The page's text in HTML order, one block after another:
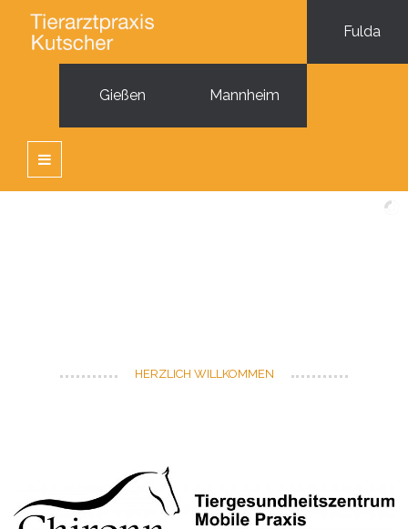
Fulda
Mannheim
Gießen
HERZLICH WILLKOMMEN